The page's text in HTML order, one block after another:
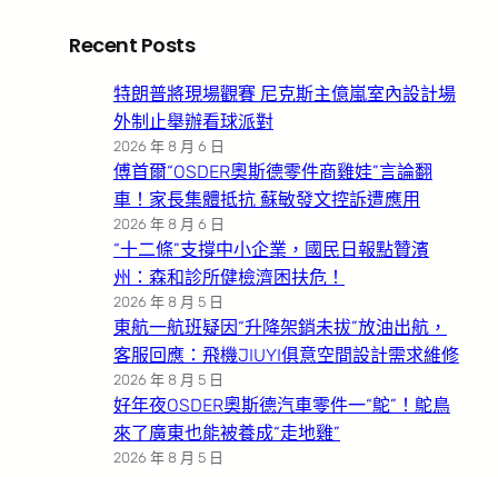
Recent Posts
特朗普將現場觀賽 尼克斯主億嵐室內設計場
外制止舉辦看球派對
2026 年 8 月 6 日
傅首爾“OSDER奧斯德零件商雞娃”言論翻
車！家長集體抵抗 蘇敏發文控訴遭應用
2026 年 8 月 6 日
“十二條”支撐中小企業，國民日報點贊濱
州：森和診所健檢濟困扶危！
2026 年 8 月 5 日
東航一航班疑因“升降架銷未拔”放油出航，
客服回應：飛機JIUYI俱意空間設計需求維修
2026 年 8 月 5 日
好年夜OSDER奧斯德汽車零件一“鴕”！鴕鳥
來了廣東也能被養成“走地雞”
2026 年 8 月 5 日